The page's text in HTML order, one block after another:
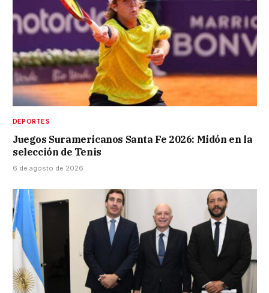
DEPORTES
Juegos Suramericanos Santa Fe 2026: Midón en la
selección de Tenis
6 de agosto de 2026